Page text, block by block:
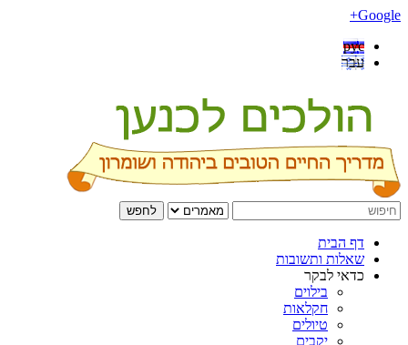
Google+
рус
עבר
לחפש
דף הבית
שאלות ותשובות
כדאי לבקר
בילוים
חקלאות
טיולים
יקבים